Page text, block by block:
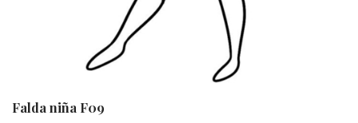
Falda niña F09